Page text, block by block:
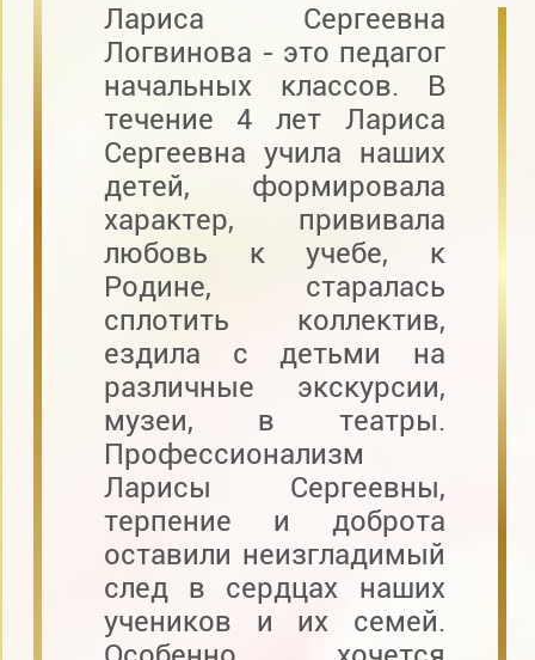
Лариса Сергеевна
Логвинова - это педагог
начальных классов. В
течение 4 лет Лариса
Сергеевна учила наших
детей, формировала
характер, прививала
любовь к учебе, к
Родине, старалась
сплотить коллектив,
ездила с детьми на
различные экскурсии,
музеи, в театры.
Профессионализм
Ларисы Сергеевны,
терпение и доброта
оставили неизгладимый
след в сердцах наших
учеников и их семей.